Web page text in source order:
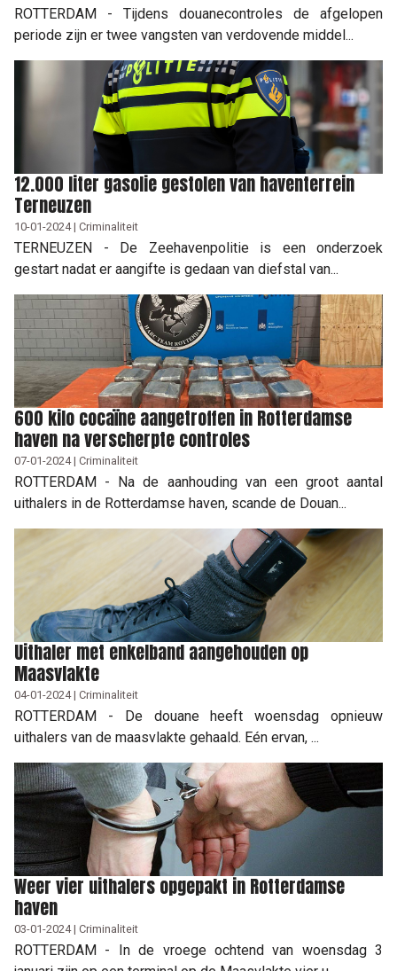
ROTTERDAM - Tijdens douanecontroles de afgelopen
periode zijn er twee vangsten van verdovende middel...
12.000 liter gasolie gestolen van haventerrein
Terneuzen
10-01-2024 | Criminaliteit
TERNEUZEN - De Zeehavenpolitie is een onderzoek
gestart nadat er aangifte is gedaan van diefstal van...
600 kilo cocaïne aangetroffen in Rotterdamse
haven na verscherpte controles
07-01-2024 | Criminaliteit
ROTTERDAM - Na de aanhouding van een groot aantal
uithalers in de Rotterdamse haven, scande de Douan...
Uithaler met enkelband aangehouden op
Maasvlakte
04-01-2024 | Criminaliteit
ROTTERDAM - De douane heeft woensdag opnieuw
uithalers van de maasvlakte gehaald. Eén ervan, ...
Weer vier uithalers opgepakt in Rotterdamse
haven
03-01-2024 | Criminaliteit
ROTTERDAM - In de vroege ochtend van woensdag 3